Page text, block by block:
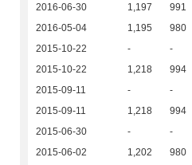
2016-06-30 1,197 991
2016-05-04 1,195 980
2015-10-22 - -
2015-10-22 1,218 994
2015-09-11 - -
2015-09-11 1,218 994
2015-06-30 - -
2015-06-02 1,202 980